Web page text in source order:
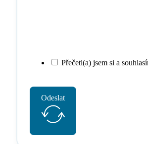
Přečetl(a) jsem si a
Odeslat